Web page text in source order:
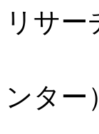
リサ
大阪
ンター